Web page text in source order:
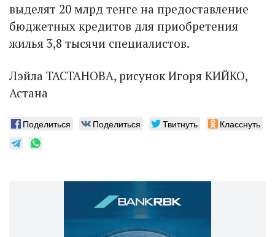
выделят 20 млрд тенге на предоставление
бюджетных кредитов для приобретения
жилья 3,8 тысячи специалистов.
Лэйла ТАСТАНОВА, рисунок Игоря КИЙКО,
Астана
Поделиться Поделиться Твитнуть Класснуть